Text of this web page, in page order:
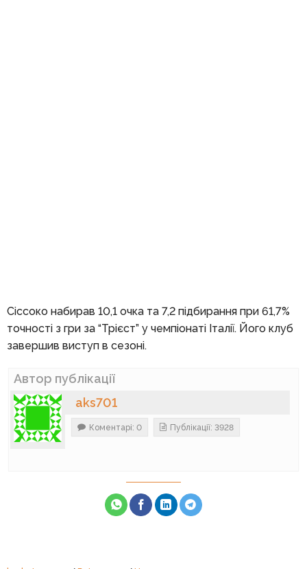
Сіссоко набирав 10,1 очка та 7,2 підбирання при 61,7%
точності з гри за “Трієст” у чемпіонаті Італії. Його клуб
завершив виступ в сезоні.
Автор публікації
aks701
Коментарі: 0 Публікації: 3928